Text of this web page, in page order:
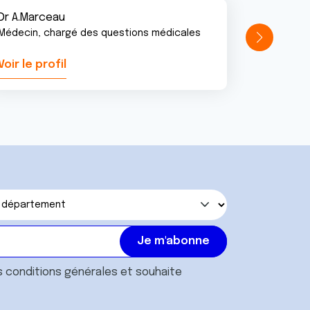
A.Marceau
chargé des questions médicales
le profil
conditions générales et souhaite